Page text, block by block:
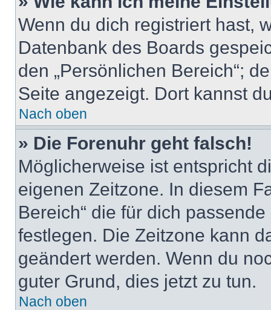
Wenn du dich registriert hast,
Datenbank des Boards
den „Persönlichen Bereich“;
Seite angezeigt. Dort kannst
Nach oben
» Die Forenuhr geht falsch!
Möglicherweise ist entspricht
eigenen Zeitzone. In diesem
Bereich“ die für dich
festlegen. Die Zeitzone kann
geändert werden. Wenn du
guter Grund, dies jetzt zu tun.
Nach oben